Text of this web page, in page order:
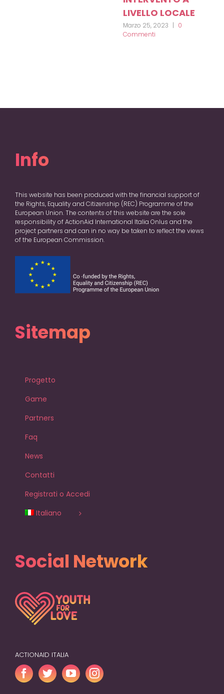
LIVELLO LOCALE
Marzo 25, 2023 | 0
Commenti
Info
This website has been produced with the financial support of
the Rights, Equality and Citizenship (REC) Programme of the
European Union. The contents of this website are the sole
responsibility of ActionAid International Italia Onlus and the
project partners and can in no way be taken to reflect the views
of the European Commission.
Sitemap
Progetto
Game
Partners
Faq
News
Contatti
Registrati o Accedi
Italiano
Social Network
ACTIONAID ITALIA